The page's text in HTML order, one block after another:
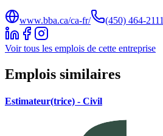
www.bba.ca/ca-fr/ (450) 464-2111
Voir tous les emplois de cette entreprise
Emplois similaires
Estimateur(trice) - Civil